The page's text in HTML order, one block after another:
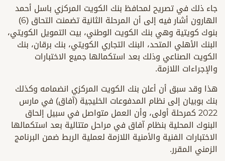
جاء ذلك في تصريح لمحافظ بنك الكويت المركزي باسل أحمد
الهارون أشار فيه إلى أن المرحلة الثانية تضمنت التحاق (6)
بنوك كويتية وهي بنك الكويت الوطني، بيت التمويل الكويتي،
البنك الأهلي المتحد، البنك التجاري الكويتي، بنك برقان، بنك
الكويت الصناعي وذلك بعد استكمالها جميع الاختبارات
والإجراءات اللازمة.
هذا وقد سبق أن أعلن بنك الكويت المركزي انضمامه وكذلك
بنك بوبيان إلى نظام المدفوعات الخليجية (آفاق) في مارس
2022 كمرحلة أولى، وأن العمل متواصل في سبيل إلحاق
البنوك المحلية بنظام آفاق في مراحل متتالية بعد استكمالها
الاختبارات الفنية والأمنية اللازمة لعملية الربط ضمن البرنامج
الزمني المقرر.